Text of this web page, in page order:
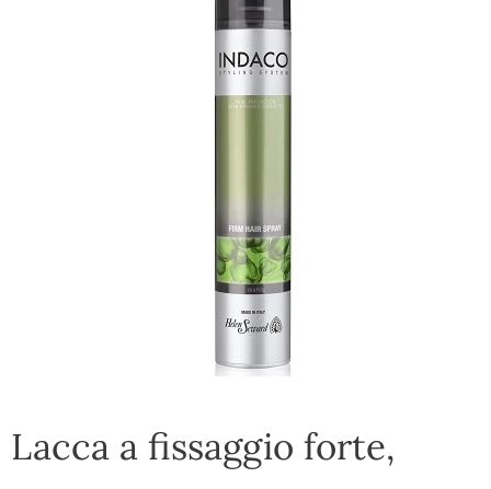
Lacca a fissaggio forte,